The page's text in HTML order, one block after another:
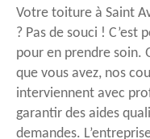
Votre toiture à Saint
? Pas de souci ! C’est
pour en prendre soin.
que vous avez, nos
interviennent avec
garantir des aides
demandes.